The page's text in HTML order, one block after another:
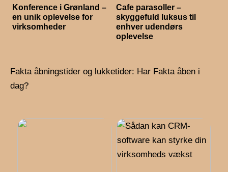
Konference i Grønland –
en unik oplevelse for
virksomheder
Cafe parasoller –
skyggefuld luksus til
enhver udendørs
oplevelse
Fakta åbningstider og lukketider: Har Fakta åben i
dag?